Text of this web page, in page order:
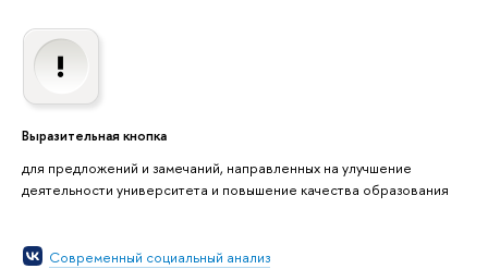
Выразительная кнопка
для предложений и замечаний, направленных на улучшение
деятельности университета и повышение качества образования
Современный социальный анализ